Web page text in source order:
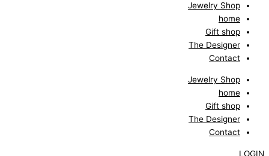
Jewelry Shop
home
Gift shop
The Designer
Contact
Jewelry Shop
home
Gift shop
The Designer
Contact
LOGIN